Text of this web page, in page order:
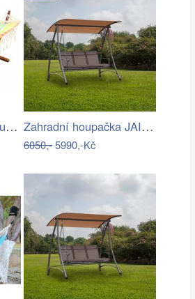
Dimenza Zahradní houpací síť MOON -… Zahradní houpačka JAIRA Tempo Kondela
6050,-5990,-Kč